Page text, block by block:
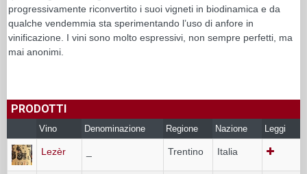
progressivamente riconvertito i suoi vigneti in biodinamica e da
qualche vendemmia sta sperimentando l’uso di anfore in
vinificazione. I vini sono molto espressivi, non sempre perfetti, ma
mai anonimi.
PRODOTTI
Vino Denominazione Regione Nazione Leggi
Lezèr Trentino Italia